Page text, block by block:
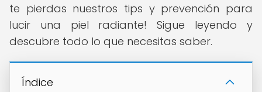
te pierdas nuestros tips y prevención para
lucir una piel radiante! Sigue leyendo y
descubre todo lo que necesitas saber.
Índice